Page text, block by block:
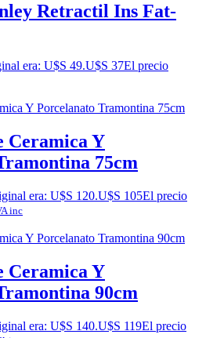
Retractil Ins Fat-
era: U$S 49.U$S 37El precio
Ceramica Y
75cm
era: U$S 120.U$S 105El precio
inc
Ceramica Y
90cm
era: U$S 140.U$S 119El precio